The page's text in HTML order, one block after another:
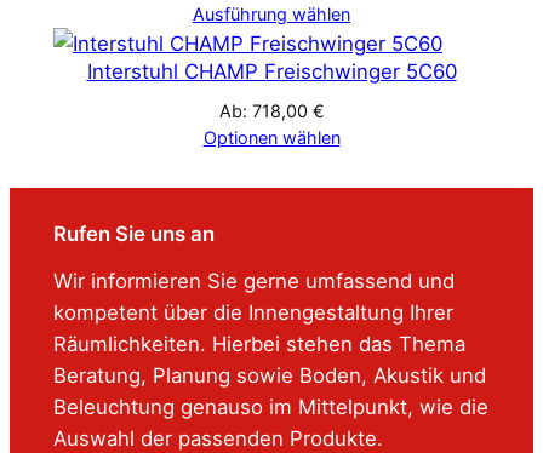
Ausführung wählen
Interstuhl CHAMP Freischwinger 5C60
Ab: 718,00 €
Optionen wählen
Rufen Sie uns an
Wir informieren Sie gerne umfassend und
kompetent über die Innengestaltung Ihrer
Räumlichkeiten. Hierbei stehen das Thema
Beratung, Planung sowie Boden, Akustik und
Beleuchtung genauso im Mittelpunkt, wie die
Auswahl der passenden Produkte.